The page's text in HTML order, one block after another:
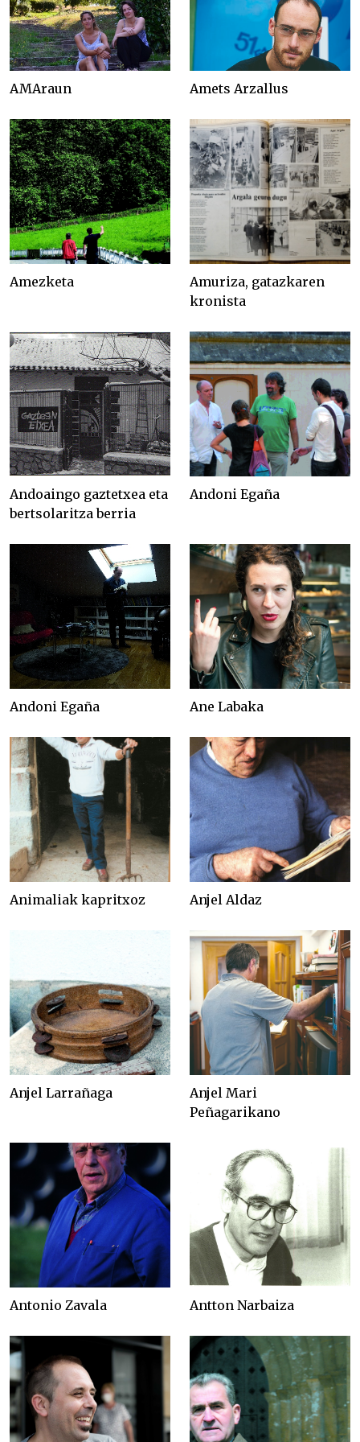
AMAraun Amets Arzallus
Amezketa
Amuriza, gatazkaren
kronista
Andoaingo gaztetxea eta
bertsolaritza berria
Andoni Egaña
Andoni Egaña Ane Labaka
Animaliak kapritxoz Anjel Aldaz
Anjel Larrañaga
Anjel Mari
Peñagarikano
Antonio Zavala Antton Narbaiza